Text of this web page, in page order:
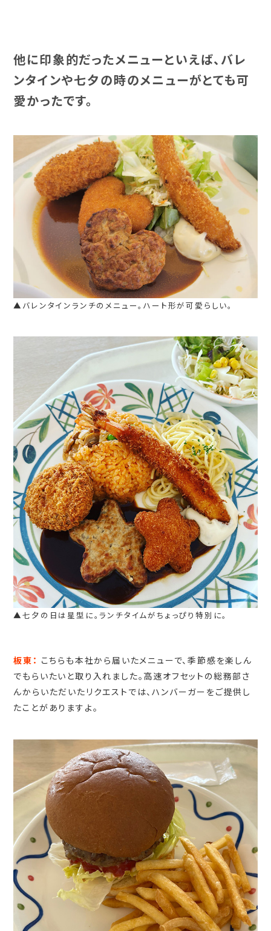
他に印象的だったメニューといえば、バレ
ンタインや七夕の時のメニューがとても可
愛かったです。
▲バレンタインランチのメニュー。ハート形が可愛らしい。
▲七夕の日は星型に。ランチタイムがちょっぴり特別に。
板東： こちらも本社から届いたメニューで、季節感を楽しん
でもらいたいと取り入れました。高速オフセットの総務部さ
んからいただいたリクエストでは、ハンバーガーをご提供し
たことがありますよ。